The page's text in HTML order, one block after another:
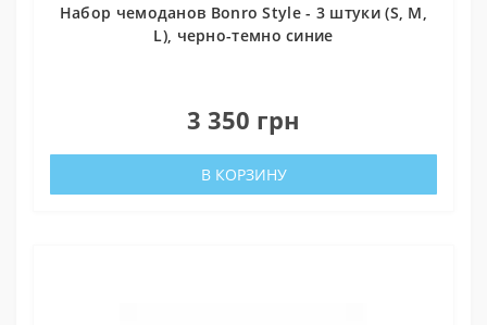
Набор чемоданов Bonro Style - 3 штуки (S, M,
L), черно-темно синие
3 350 грн
В КОРЗИНУ